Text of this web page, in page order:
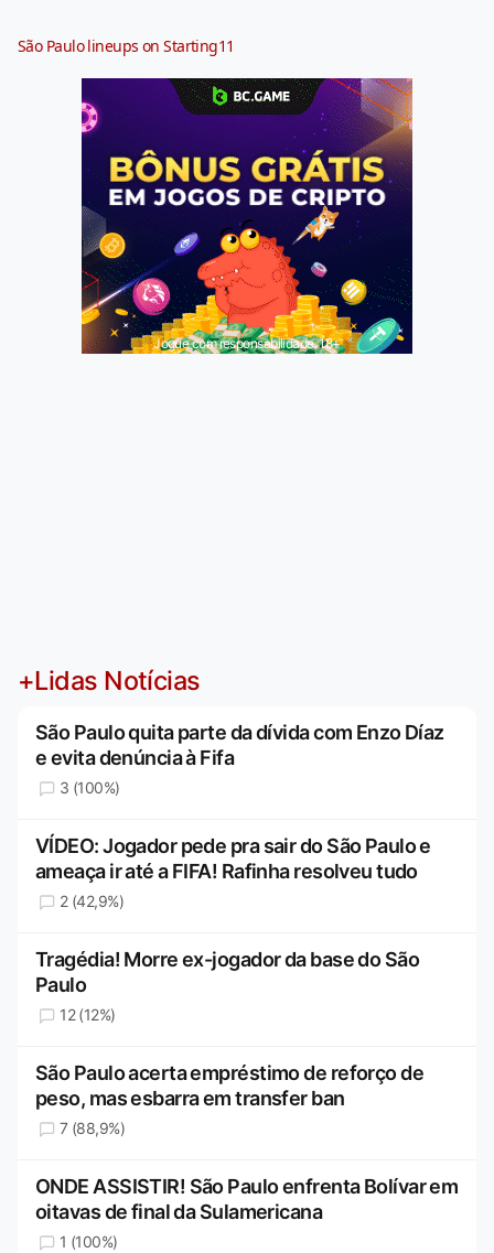
São Paulo lineups on Starting11
Jogue com responsabilidade. 18+
+Lidas Notícias
São Paulo quita parte da dívida com Enzo Díaz
e evita denúncia à Fifa
3 (100%)
VÍDEO: Jogador pede pra sair do São Paulo e
ameaça ir até a FIFA! Rafinha resolveu tudo
2 (42,9%)
Tragédia! Morre ex-jogador da base do São
Paulo
12 (12%)
São Paulo acerta empréstimo de reforço de
peso, mas esbarra em transfer ban
7 (88,9%)
ONDE ASSISTIR! São Paulo enfrenta Bolívar em
oitavas de final da Sulamericana
1 (100%)